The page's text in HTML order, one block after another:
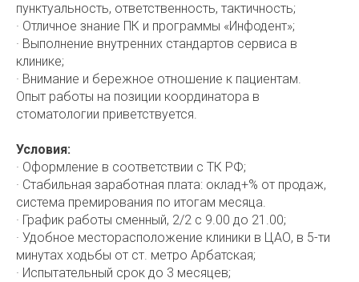
пунктуальность, ответственность, тактичность;
· Отличное знание ПК и программы «Инфодент»;
· Выполнение внутренних стандартов сервиса в
клинике;
· Внимание и бережное отношение к пациентам.
Опыт работы на позиции координатора в
стоматологии приветствуется.
Условия:
· Оформление в соответствии с ТК РФ;
· Стабильная заработная плата: оклад+% от продаж,
система премирования по итогам месяца.
· График работы сменный, 2/2 с 9.00 до 21.00;
· Удобное месторасположение клиники в ЦАО, в 5-ти
минутах ходьбы от ст. метро Арбатская;
· Испытательный срок до 3 месяцев;